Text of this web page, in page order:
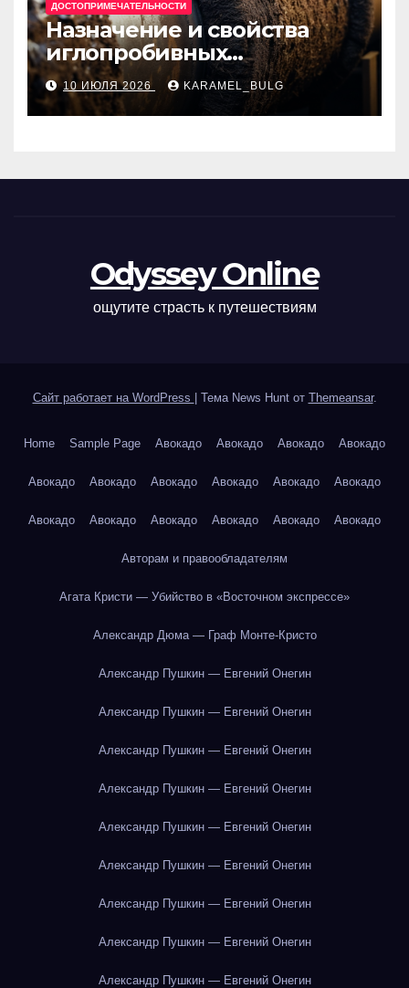
ДОСТОПРИМЕЧАТЕЛЬНОСТИ
Назначение и свойства
иглопробивных
базальтовых огнеупорных
матов
10 ИЮЛЯ 2026 KARAMEL_BULG
Odyssey Online
ощутите страсть к путешествиям
Сайт работает на WordPress Тема News Hunt от Themeansar.
Home Sample Page Авокадо Авокадо Авокадо Авокадо
Авокадо Авокадо Авокадо Авокадо Авокадо Авокадо
Авокадо Авокадо Авокадо Авокадо Авокадо Авокадо
Авторам и правообладателям
Агата Кристи — Убийство в «Восточном экспрессе»
Александр Дюма — Граф Монте-Кристо
Александр Пушкин — Евгений Онегин
Александр Пушкин — Евгений Онегин
Александр Пушкин — Евгений Онегин
Александр Пушкин — Евгений Онегин
Александр Пушкин — Евгений Онегин
Александр Пушкин — Евгений Онегин
Александр Пушкин — Евгений Онегин
Александр Пушкин — Евгений Онегин
Александр Пушкин — Евгений Онегин